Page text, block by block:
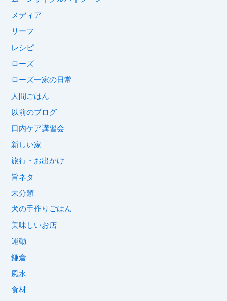
メディア
リーフ
レシピ
ローズ
ローズ一家の日常
人間ごはん
以前のブログ
口内ケア講習会
新しい家
旅行・お出かけ
旨ネタ
未分類
犬の手作りごはん
美味しいお店
運動
鎌倉
風水
食材